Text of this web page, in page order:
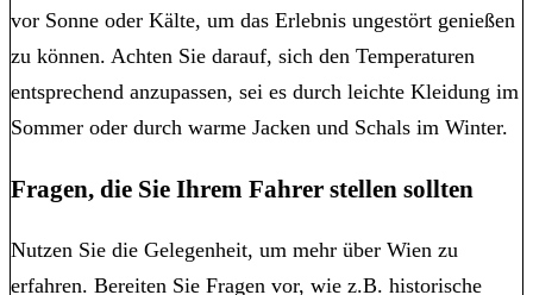
vor Sonne oder Kälte, um das Erlebnis ungestört genießen
zu können. Achten Sie darauf, sich den Temperaturen
entsprechend anzupassen, sei es durch leichte Kleidung im
Sommer oder durch warme Jacken und Schals im Winter.
Fragen, die Sie Ihrem Fahrer stellen sollten
Nutzen Sie die Gelegenheit, um mehr über Wien zu
erfahren. Bereiten Sie Fragen vor, wie z.B. historische